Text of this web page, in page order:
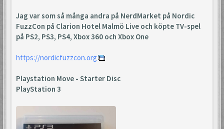
Jag var som så många andra på NerdMarket på Nordic
FuzzCon på Clarion Hotel Malmö Live och köpte TV-spel
på PS2, PS3, PS4, Xbox 360 och Xbox One
https://nordicfuzzcon.org
Playstation Move - Starter Disc
PlayStation 3